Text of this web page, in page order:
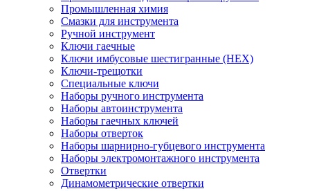
Промышленная химия
Смазки для инструмента
Ручной инструмент
Ключи гаечные
Ключи имбусовые шестигранные (HEX)
Ключи-трещотки
Специальные ключи
Наборы ручного инструмента
Наборы автоинструмента
Наборы гаечных ключей
Наборы отверток
Наборы шарнирно-губцевого инструмента
Наборы электромонтажного инструмента
Отвертки
Динамометрические отвертки